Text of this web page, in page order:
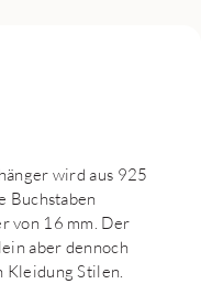
wird aus 925
Buchstaben
von 16 mm. Der
aber dennoch
Kleidung Stilen.